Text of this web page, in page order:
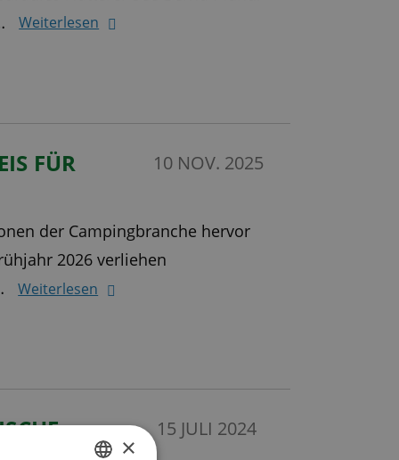
Weiterlesen
10 NOV. 2025
FÜR
der Campingbranche hervor
2026 verliehen
Weiterlesen
15 JULI 2024
×